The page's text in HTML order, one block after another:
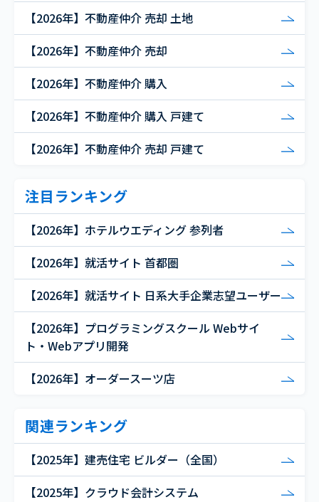
【2026年】不動産仲介 売却 土地
【2026年】不動産仲介 売却
【2026年】不動産仲介 購入
【2026年】不動産仲介 購入 戸建て
【2026年】不動産仲介 売却 戸建て
注目ランキング
【2026年】ホテルウエディング 参列者
【2026年】就活サイト 首都圏
【2026年】就活サイト 日系大手企業志望ユーザー
【2026年】プログラミングスクール Webサイ
ト・Webアプリ開発
【2026年】オーダースーツ店
関連ランキング
【2025年】建売住宅 ビルダー（全国）
【2025年】クラウド会計システム